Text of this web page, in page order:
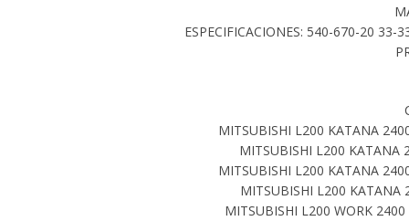
ESPECIFICACIONES: 540-670-20 33-
MITSUBISHI L200 KATANA
MITSUBISHI L200 KATANA
MITSUBISHI L200 KATANA
MITSUBISHI L200
MITSUBISHI L200 WORK